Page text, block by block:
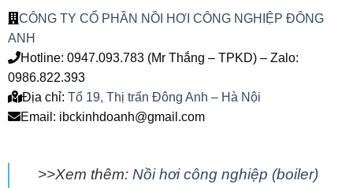
CÔNG TY CỔ PHẦN NỒI HƠI CÔNG NGHIỆP ĐÔNG
ANH
Hotline: 0947.093.783 (Mr Thắng – TPKD) – Zalo:
0986.822.393
Địa chỉ: Tổ 19, Thị trấn Đông Anh – Hà Nội
Email: ibckinhdoanh@gmail.com
>>Xem thêm: Nồi hơi công nghiệp (boiler)